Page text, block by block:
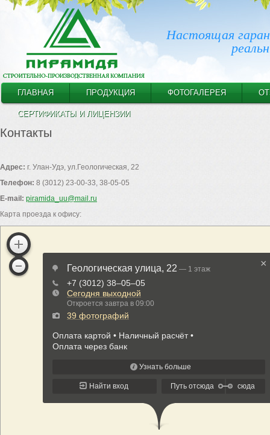
Настоящая
ГЛАВНАЯ ПРОДУКЦИЯ ФОТОГАЛЕРЕЯ
СЕРТИФИКАТЫ И ЛИЦЕНЗИИ
Контакты
Адрес: г. Улан-Удэ, ул.Геологическая, 22
Телефон: 8 (3012) 23-00-33, 38-05-05
E-mail: piramida_uu@mail.ru
Карта проезда к офису: